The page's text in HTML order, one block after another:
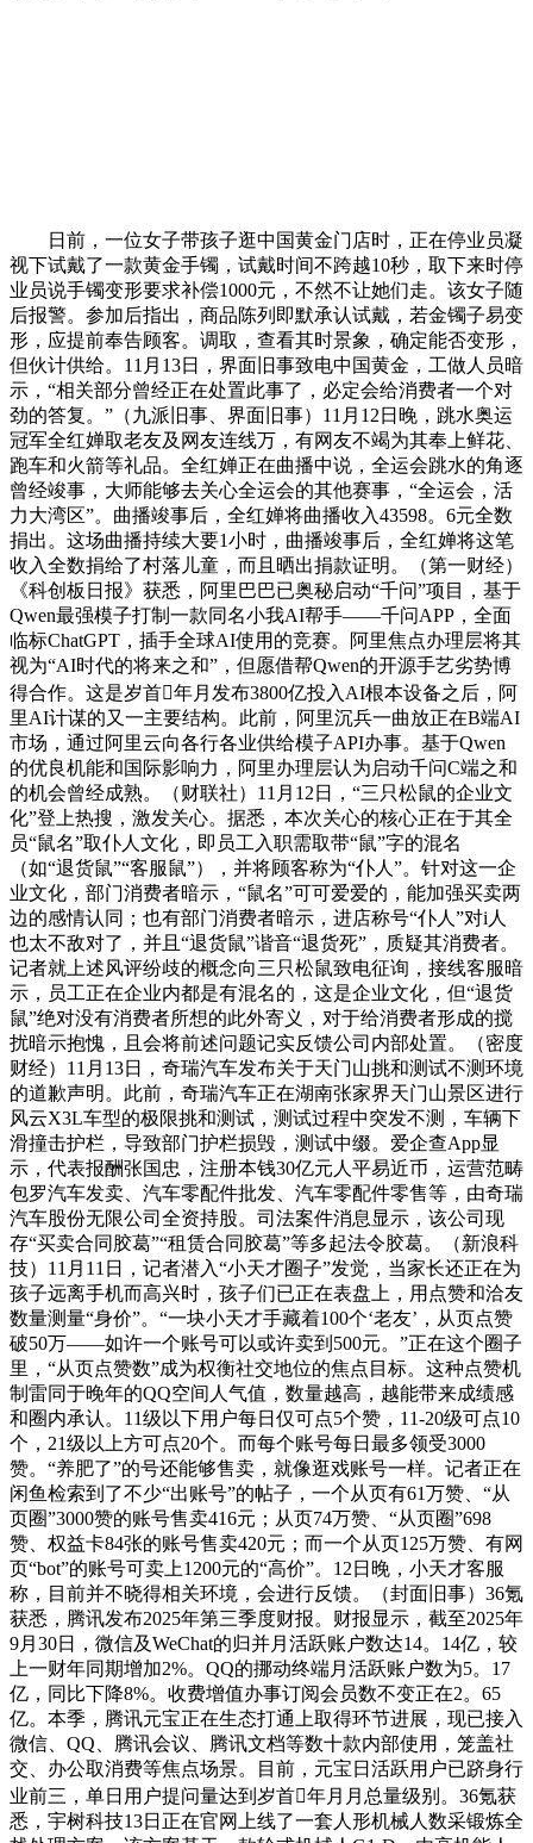
日前，一位女子带孩子逛中国黄金门店时，正在停业员凝
视下试戴了一款黄金手镯，试戴时间不跨越10秒，取下来时停
业员说手镯变形要求补偿1000元，不然不让她们走。该女子随
后报警。参加后指出，商品陈列即默承认试戴，若金镯子易变
形，应提前奉告顾客。调取，查看其时景象，确定能否变形，
但伙计供给。11月13日，界面旧事致电中国黄金，工做人员暗
示，“相关部分曾经正在处置此事了，必定会给消费者一个对
劲的答复。”（九派旧事、界面旧事）11月12日晚，跳水奥运
冠军全红婵取老友及网友连线万，有网友不竭为其奉上鲜花、
跑车和火箭等礼品。全红婵正在曲播中说，全运会跳水的角逐
曾经竣事，大师能够去关心全运会的其他赛事，“全运会，活
力大湾区”。曲播竣事后，全红婵将曲播收入43598。6元全数
捐出。这场曲播持续大要1小时，曲播竣事后，全红婵将这笔
收入全数捐给了村落儿童，而且晒出捐款证明。（第一财经）
《科创板日报》获悉，阿里巴巴已奥秘启动“千问”项目，基于
Qwen最强模子打制一款同名小我AI帮手——千问APP，全面
临标ChatGPT，插手全球AI使用的竞赛。阿里焦点办理层将其
视为“AI时代的将来之和”，但愿借帮Qwen的开源手艺劣势博
得合作。这是岁首年月发布3800亿投入AI根本设备之后，阿
里AI计谋的又一主要结构。此前，阿里沉兵一曲放正在B端AI
市场，通过阿里云向各行各业供给模子API办事。基于Qwen
的优良机能和国际影响力，阿里办理层认为启动千问C端之和
的机会曾经成熟。（财联社）11月12日，“三只松鼠的企业文
化”登上热搜，激发关心。据悉，本次关心的核心正在于其全
员“鼠名”取仆人文化，即员工入职需取带“鼠”字的混名
（如“退货鼠”“客服鼠”），并将顾客称为“仆人”。针对这一企
业文化，部门消费者暗示，“鼠名”可可爱爱的，能加强买卖两
边的感情认同；也有部门消费者暗示，进店称号“仆人”对i人
也太不敌对了，并且“退货鼠”谐音“退货死”，质疑其消费者。
记者就上述风评纷歧的概念向三只松鼠致电征询，接线客服暗
示，员工正在企业内都是有混名的，这是企业文化，但“退货
鼠”绝对没有消费者所想的此外寄义，对于给消费者形成的搅
扰暗示抱愧，且会将前述问题记实反馈公司内部处置。（密度
财经）11月13日，奇瑞汽车发布关于天门山挑和测试不测环境
的道歉声明。此前，奇瑞汽车正在湖南张家界天门山景区进行
风云X3L车型的极限挑和测试，测试过程中突发不测，车辆下
滑撞击护栏，导致部门护栏损毁，测试中缀。爱企查App显
示，代表报酬张国忠，注册本钱30亿元人平易近币，运营范畴
包罗汽车发卖、汽车零配件批发、汽车零配件零售等，由奇瑞
汽车股份无限公司全资持股。司法案件消息显示，该公司现
存“买卖合同胶葛”“租赁合同胶葛”等多起法令胶葛。（新浪科
技）11月11日，记者潜入“小天才圈子”发觉，当家长还正在为
孩子远离手机而高兴时，孩子们已正在表盘上，用点赞和洽友
数量测量“身价”。“一块小天才手藏着100个‘老友’，从页点赞
破50万——如许一个账号可以或许卖到500元。”正在这个圈子
里，“从页点赞数”成为权衡社交地位的焦点目标。这种点赞机
制雷同于晚年的QQ空间人气值，数量越高，越能带来成绩感
和圈内承认。11级以下用户每日仅可点5个赞，11-20级可点10
个，21级以上方可点20个。而每个账号每日最多领受3000
赞。“养肥了”的号还能够售卖，就像逛戏账号一样。记者正在
闲鱼检索到了不少“出账号”的帖子，一个从页有61万赞、“从
页圈”3000赞的账号售卖416元；从页74万赞、“从页圈”698
赞、权益卡84张的账号售卖420元；而一个从页125万赞、有网
页“bot”的账号可卖上1200元的“高价”。12日晚，小天才客服
称，目前并不晓得相关环境，会进行反馈。（封面旧事）36氪
获悉，腾讯发布2025年第三季度财报。财报显示，截至2025年
9月30日，微信及WeChat的归并月活跃账户数达14。14亿，较
上一财年同期增加2%。QQ的挪动终端月活跃账户数为5。17
亿，同比下降8%。收费增值办事订阅会员数不变正在2。65
亿。本季，腾讯元宝正在生态打通上取得环节进展，现已接入
微信、QQ、腾讯会议、腾讯文档等数十款内部使用，笼盖社
交、办公取消费等焦点场景。目前，元宝日活跃用户已跻身行
业前三，单日用户提问量达到岁首年月月总量级别。36氪获
悉，宇树科技13日正在官网上线了一套人形机械人数采锻炼全